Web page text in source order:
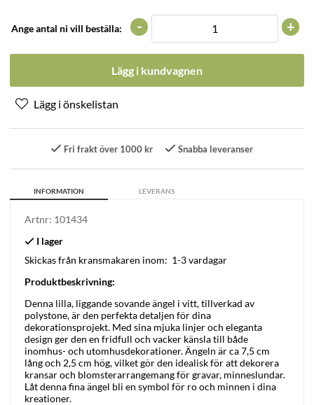
Ange antal ni vill beställa: +
-
Lägg i kundvagnen
Fri frakt över 1000 kr Snabba leveranser
INFORMATION LEVERANS
Artnr: 101434
Skickas från kransmakaren inom: 1-3 vardagar
Produktbeskrivning:
Denna lilla, liggande sovande ängel i vitt, tillverkad av
polystone, är den perfekta detaljen för dina
dekorationsprojekt. Med sina mjuka linjer och eleganta
design ger den en fridfull och vacker känsla till både
inomhus- och utomhusdekorationer. Ängeln är ca 7,5 cm
lång och 2,5 cm hög, vilket gör den idealisk för att dekorera
kransar och blomsterarrangemang för gravar, minneslundar.
Låt denna fina ängel bli en symbol för ro och minnen i dina
kreationer.